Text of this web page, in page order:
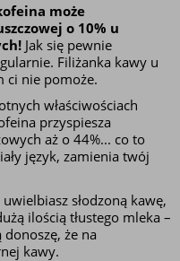
może
o 10% u
Jak się pewnie
Filiżanka kawy u
ci nie pomoże.
właściwościach
przyspiesza
aż o 44%... co to
język, zamienia twój
słodzoną kawę,
ilością tłustego mleka –
że na
kawy.